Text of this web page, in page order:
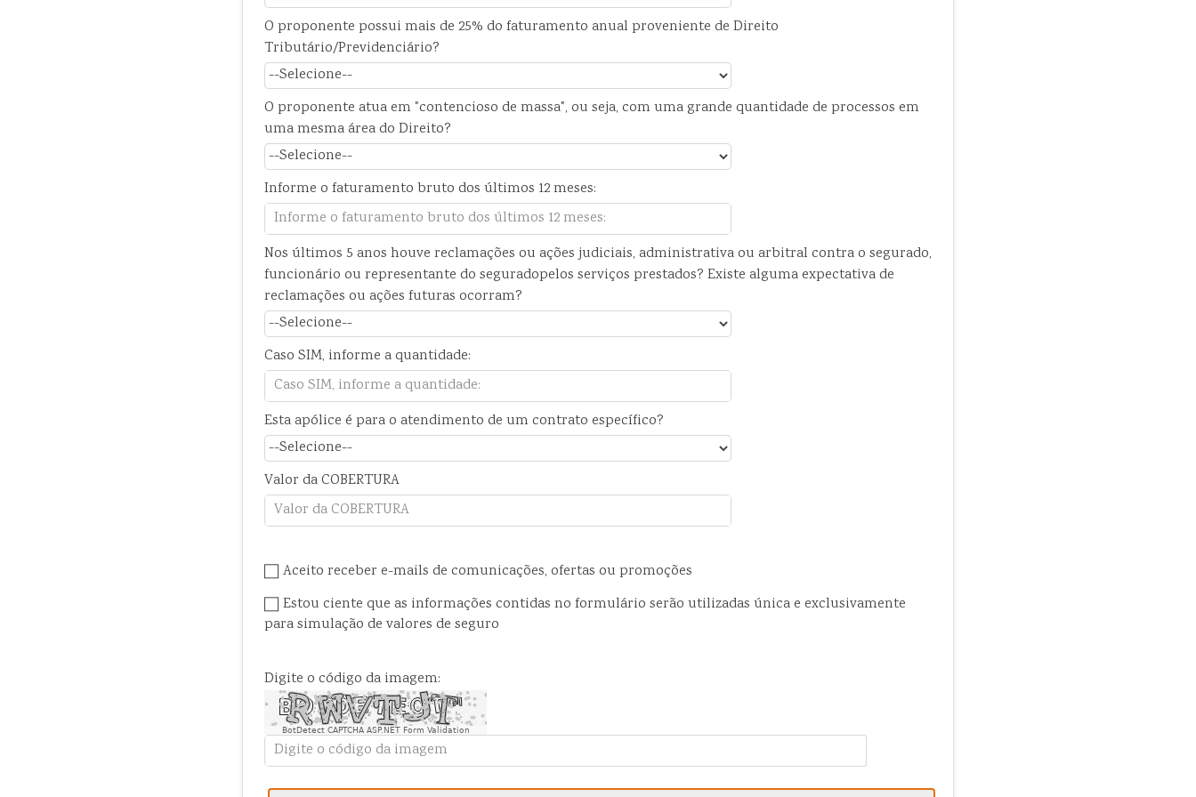
O proponente possui mais de 25% do faturamento anual proveniente de Direito
Tributário/Previdenciário?
O proponente atua em "contencioso de massa", ou seja, com uma grande quantidade de processos em
uma mesma área do Direito?
Informe o faturamento bruto dos últimos 12 meses:
Nos últimos 5 anos houve reclamações ou ações judiciais, administrativa ou arbitral contra o segurado,
funcionário ou representante do seguradopelos serviços prestados? Existe alguma expectativa de
reclamações ou ações futuras ocorram?
Caso SIM, informe a quantidade:
Esta apólice é para o atendimento de um contrato específico?
Valor da COBERTURA
Aceito receber e-mails de comunicações, ofertas ou promoções
Estou ciente que as informações contidas no formulário serão utilizadas única e exclusivamente
para simulação de valores de seguro
Digite o código da imagem:
BotDetect CAPTCHA ASP.NET Form Validation